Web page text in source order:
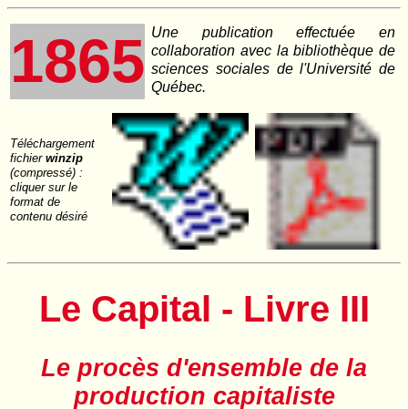
1865 Une publication effectuée en
collaboration avec la bibliothèque de
sciences sociales de l'Université de
Québec.
Téléchargement
fichier winzip
(compressé) :
cliquer sur le
format de
contenu désiré
Le Capital - Livre III
Le procès d'ensemble de la
production capitaliste